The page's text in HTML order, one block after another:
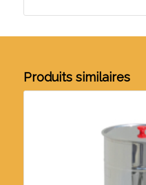
Produits similaires